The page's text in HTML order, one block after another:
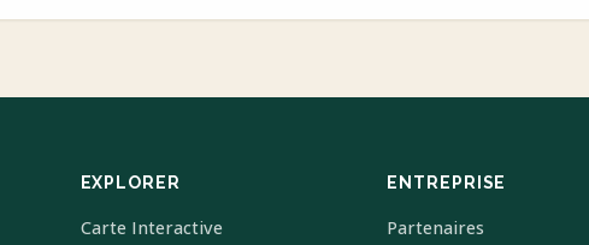
EXPLORER
Carte Interactive
ENTREPRISE
Partenaires